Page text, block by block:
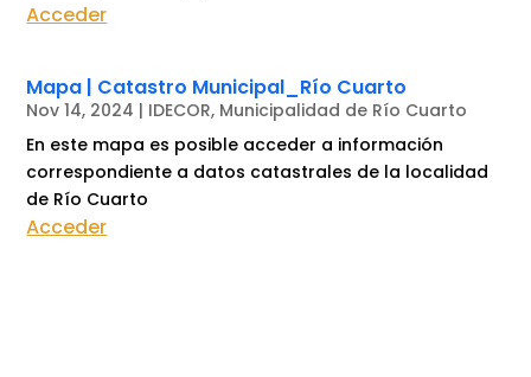
Acceder
Mapa | Catastro Municipal_Río Cuarto
Nov 14, 2024 | IDECOR, Municipalidad de Río Cuarto
En este mapa es posible acceder a información
correspondiente a datos catastrales de la localidad
de Río Cuarto
Acceder